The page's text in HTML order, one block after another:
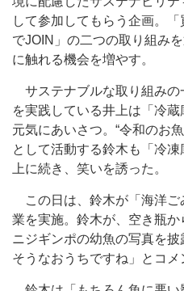
して参加してもらう企画。
でJOIN」の二つの取り組み
に触れる機会を増やす。
サステナブルな取り組みの
を実践している井上は「冷
元気にあいさつ。“令和のお
として活動する鈴木も「冷
上に続き、笑いを誘った。
この日は、鈴木が「海洋ご
業を実施。鈴木が、空き瓶
ニジギンポの幼魚の写真を
そうなおうちですね」とコメ